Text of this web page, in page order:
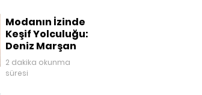
Modanın İzinde
Keşif Yolculuğu:
Deniz Marşan
2 dakika okunma
süresi